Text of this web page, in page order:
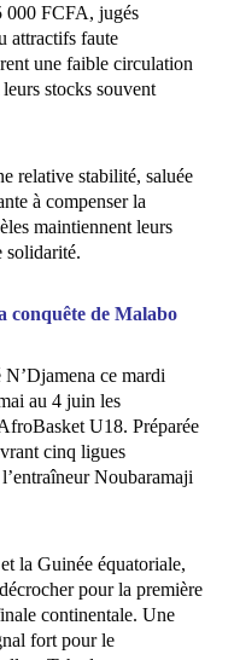
000 FCFA, jugés
attractifs faute
une faible circulation
stocks souvent
relative stabilité, saluée
à compenser la
maintiennent leurs
solidarité.
conquête de Malabo
ce mardi
au 4 juin les
U18. Préparée
cinq ligues
Noubaramaji
la Guinée équatoriale,
pour la première
continentale. Une
fort pour le